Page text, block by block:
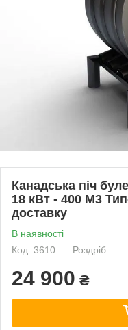
Канадська піч
18 кВт - 400 М3
доставку
В наявності
Код: 3610
Роздріб
24 900 ₴